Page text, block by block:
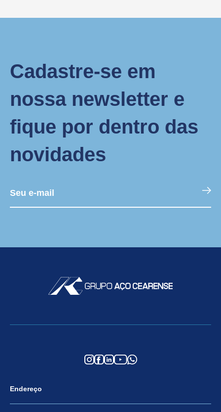
Cadastre-se em
nossa newsletter e
fique por dentro das
novidades
Endereço